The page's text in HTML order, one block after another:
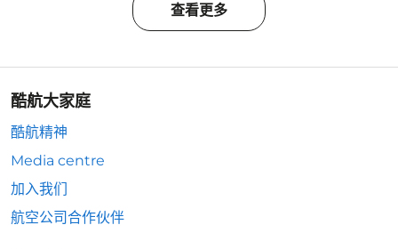
查看更多
酷航大家庭
酷航精神
Media centre
加入我们
航空公司合作伙伴